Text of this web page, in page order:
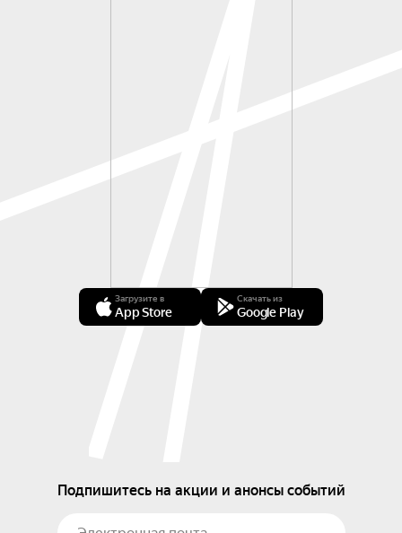
Загрузите в
App Store
Скачать из
Google Play
Подпишитесь на акции и анонсы событий